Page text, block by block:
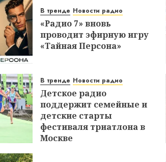
В тренде Новости радио
«Радио 7» вновь
проводит эфирную игру
«Тайная Персона»
В тренде Новости радио
Детское радио
поддержит семейные и
детские старты
фестиваля триатлона в
Москве